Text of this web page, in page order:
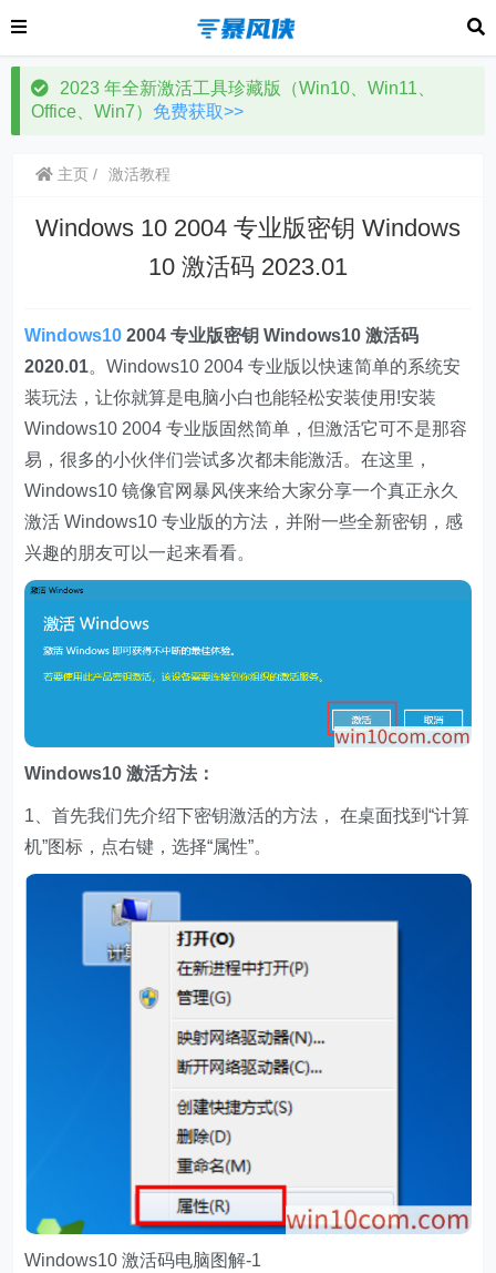
2023 年全新激活工具珍藏版（Win10、Win11、
Office、Win7） 免费获取>>
主页 激活教程
Windows 10 2004 专业版密钥 Windows
10 激活码 2023.01
Windows10 2004 专业版密钥 Windows10 激活码
2020.01。Windows10 2004 专业版以快速简单的系统安
装玩法，让你就算是电脑小白也能轻松安装使用!安装
Windows10 2004 专业版固然简单，但激活它可不是那容
易，很多的小伙伴们尝试多次都未能激活。在这里，
Windows10 镜像官网暴风侠来给大家分享一个真正永久
激活 Windows10 专业版的方法，并附一些全新密钥，感
兴趣的朋友可以一起来看看。
Windows10 激活方法：
1、首先我们先介绍下密钥激活的方法， 在桌面找到“计算
机”图标，点右键，选择“属性”。
Windows10 激活码电脑图解-1